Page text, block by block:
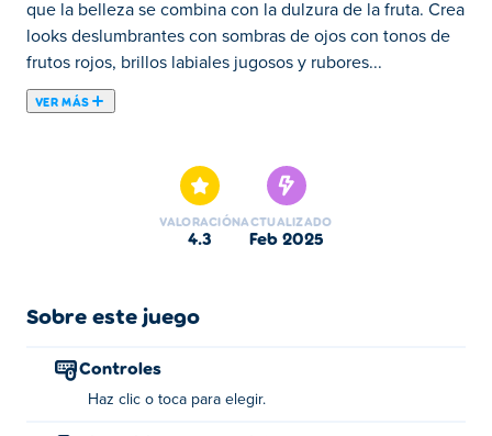
que la belleza se combina con la dulzura de la fruta. Crea
looks deslumbrantes con sombras de ojos con tonos de
frutos rojos, brillos labiales jugosos y rubores...
VER MÁS
looks deslumbrantes con sombras de ojos con tonos de
frutos rojos, brillos labiales jugosos y rubores
resplandecientes inspirados en las delicias más dulces
creatividad. ¿Estás lista para darle vida al glamour frutal?
¿Cómo jugar a Sweet And Fruity Makeup?
Haga clic o toque para realizar la elección.
VALORACIÓN
4.3
ACTUALIZADO
feb 2025
Sobre este juego
Controles
Haz clic o toca para elegir.